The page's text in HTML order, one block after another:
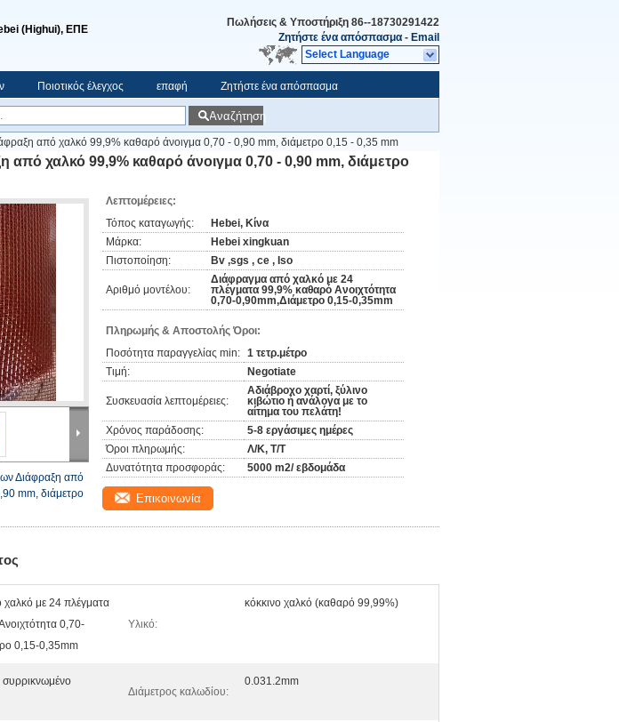
(Highui), ΕΠΕ
Πωλήσεις & Υποστήριξη 86--18730291422
Ζητήστε ένα απόσπασμα - Email
Select Language
Ποιοτικός έλεγχος επαφή Ζητήστε ένα απόσπασμα
Αναζήτηση
από χαλκό 99,9% καθαρό άνοιγμα 0,70 - 0,90 mm, διάμετρο 0,15 - 0,35 mm
από χαλκό 99,9% καθαρό άνοιγμα 0,70 - 0,90 mm, διάμετρο
Διάφραξη από
mm, διάμετρο
Λεπτομέρειες:
Τόπος καταγωγής:
Hebei, Κίνα
Μάρκα:
Hebei xingkuan
Πιστοποίηση:
Bv ,sgs , ce , Iso
Αριθμό μοντέλου:
Διάφραγμα από χαλκό με 24
πλέγματα 99,9% καθαρό Ανοιχτότητα
0,70-0,90mm,Διάμετρο 0,15-0,35mm
Πληρωμής & Αποστολής Όροι:
Ποσότητα παραγγελίας min: 1 τετρ.μέτρο
Τιμή:
Negotiate
Συσκευασία λεπτομέρειες:
Αδιάβροχο χαρτί, ξύλινο
κιβώτιο ή ανάλογα με το
αίτημα του πελάτη!
Χρόνος παράδοσης:
5-8 εργάσιμες ημέρες
Όροι πληρωμής:
Λ/Κ, Τ/Τ
Δυνατότητα προσφοράς:
5000 m2/ εβδομάδα
Επικοινωνία
με 24 πλέγματα
0,70-
0,15-0,35mm
Υλικό:
κόκκινο χαλκό (καθαρό 99,99%)
Διάμετρος καλωδίου:
0.031.2mm